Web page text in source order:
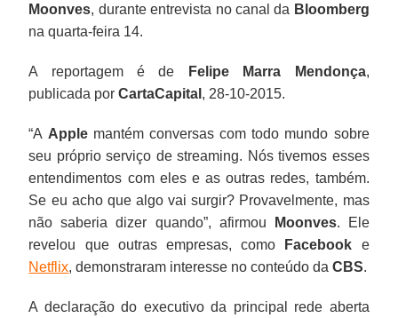
Moonves, durante entrevista no canal da Bloomberg
na quarta-feira 14.
A reportagem é de Felipe Marra Mendonça,
publicada porCartaCapital , 28-10-2015.
“A Applemantém conversas com todo mundo sobre
seu próprio serviço de streaming. Nós tivemos esses
entendimentos com eles e as outras redes, também.
Se eu acho que algo vai surgir? Provavelmente, mas
não saberia dizer quando”, afirmou
Moonves. Ele
revelou que outras empresas, como
Facebook e
Netflix, demonstraram interesse no conteúdo daCBS.
A declaração do executivo da principal rede aberta